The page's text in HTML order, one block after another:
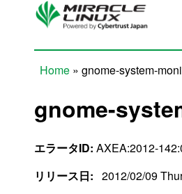
Skip to main content
Home » gnome-system-
gnome-
エラータID: AXEA:2012-
リリース日: 2012/02/09